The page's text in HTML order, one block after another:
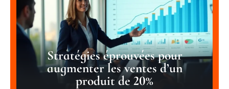
Stratégies éprouvées pour
augmenter les ventes d’un
produit de 20%